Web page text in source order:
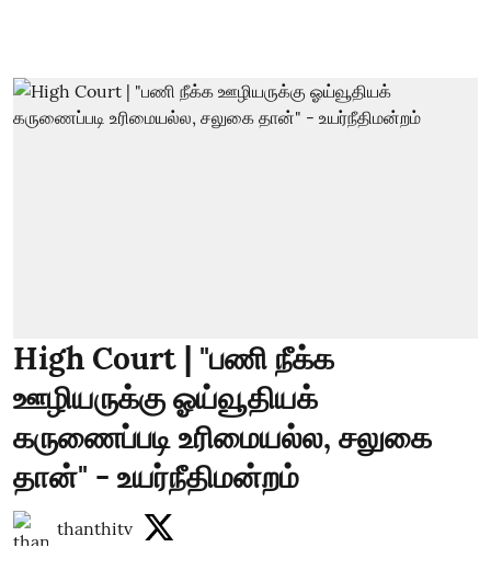
High Court | "பணி நீக்க
ஊழியருக்கு ஓய்வூதியக்
கருணைப்படி உரிமையல்ல, சலுகை
தான்" - உயர்நீதிமன்றம்
thanthitv